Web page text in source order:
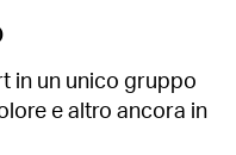
in un unico gruppo
e altro ancora in